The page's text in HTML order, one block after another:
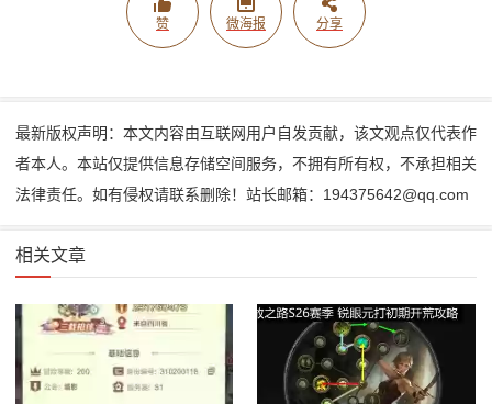
赞 微海报 分享
最新版权声明：本文内容由互联网用户自发贡献，该文观点仅代表作
者本人。本站仅提供信息存储空间服务，不拥有所有权，不承担相关
法律责任。如有侵权请联系删除！站长邮箱：194375642@qq.com
相关文章